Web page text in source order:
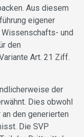
Aus diesem
eigener
und
den
Art. 21 Ziff.
der
Dies obwohl
den generierten
Die SVP